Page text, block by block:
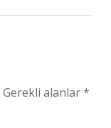
Gerekli alanlar*